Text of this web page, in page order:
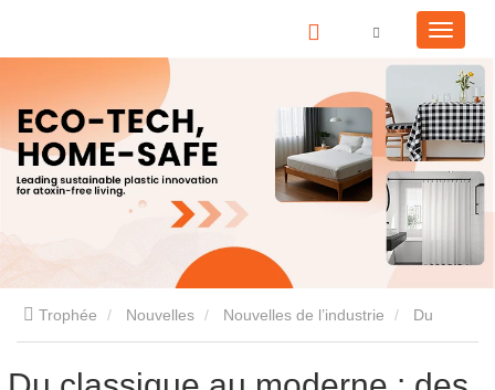
Trophée Nouvelles Nouvelles de l’industrie